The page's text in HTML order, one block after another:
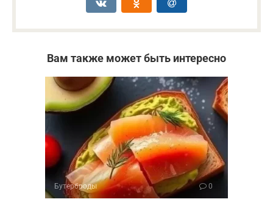
Вам также может быть интересно
Бутерброды 0